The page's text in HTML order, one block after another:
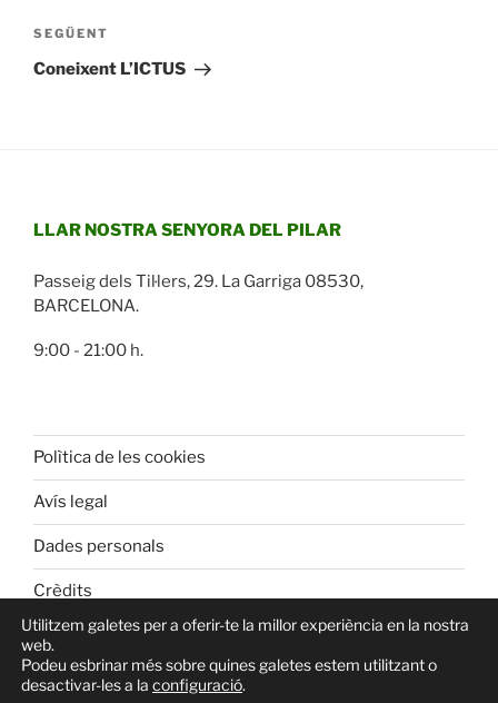
Entrada
següent
SEGÜENT
Coneixent L’ICTUS
LLAR NOSTRA SENYORA DEL PILAR
Passeig dels Til·lers, 29. La Garriga 08530,
BARCELONA.
9:00 - 21:00 h.
Polìtica de les cookies
Avís legal
Dades personals
Crèdits
Utilitzem galetes per a oferir-te la millor experiència en la nostra
web.
Podeu esbrinar més sobre quines galetes estem utilitzant o
desactivar-les a la configuració.